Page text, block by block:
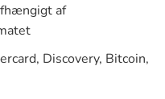
af
Discovery, Bitcoin,